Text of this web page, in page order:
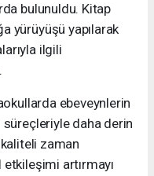
bulunuldu. Kitap
yürüyüşü yapılarak
ilgili
ebeveynlerin
süreçleriyle daha derin
kaliteli zaman
artırmayı